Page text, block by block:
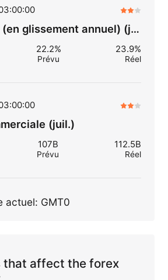
Exportations (en glissement annuel) (juil.)
22.2%
Prévu
23.9%
Réel
(juil.)
107B
Prévu
112.5B
Réel
actuel: GMT0
that affect the forex